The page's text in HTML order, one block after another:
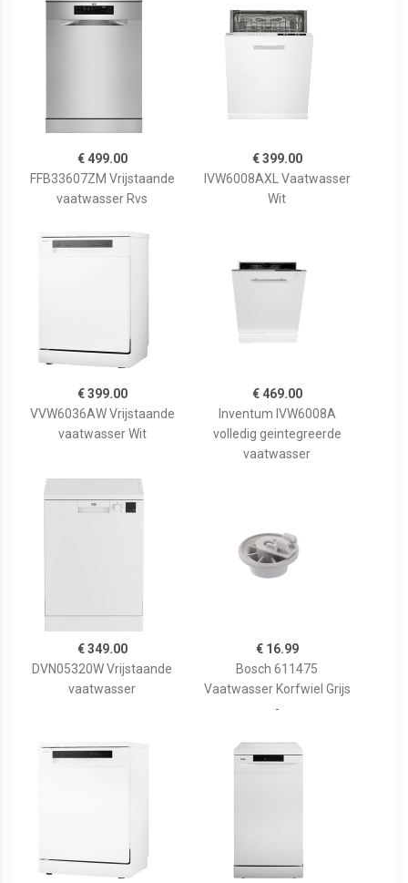
€ 499.00
FFB33607ZM Vrijstaande
vaatwasser Rvs
€ 399.00
IVW6008AXL Vaatwasser
Wit
€ 399.00
VVW6036AW Vrijstaande
vaatwasser Wit
€ 469.00
Inventum IVW6008A
volledig geintegreerde
vaatwasser
€ 349.00
DVN05320W Vrijstaande
vaatwasser
€ 16.99
Bosch 611475
Vaatwasser Korfwiel Grijs
-